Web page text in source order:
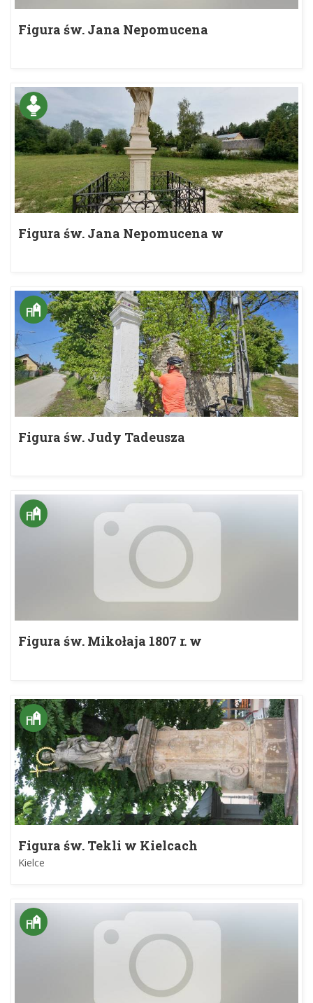
Figura św. Jana Nepomucena
Figura św. Jana Nepomucena w
Sancygniowie
Figura św. Judy Tadeusza
Figura św. Mikołaja 1807 r. w
Nieprowicach
Figura św. Tekli w Kielcach
Kielce